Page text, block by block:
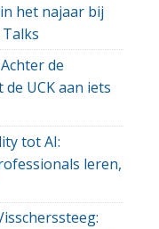
het najaar bij
Talks
de
UCK aan iets
tot AI:
leren,